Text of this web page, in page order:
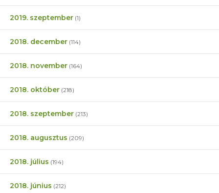
2019. szeptember (1)
2018. december (114)
2018. november (164)
2018. október (218)
2018. szeptember (213)
2018. augusztus (209)
2018. július (194)
2018. június (212)